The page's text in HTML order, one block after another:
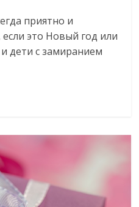
приятно и
это Новый год или
дети с замиранием